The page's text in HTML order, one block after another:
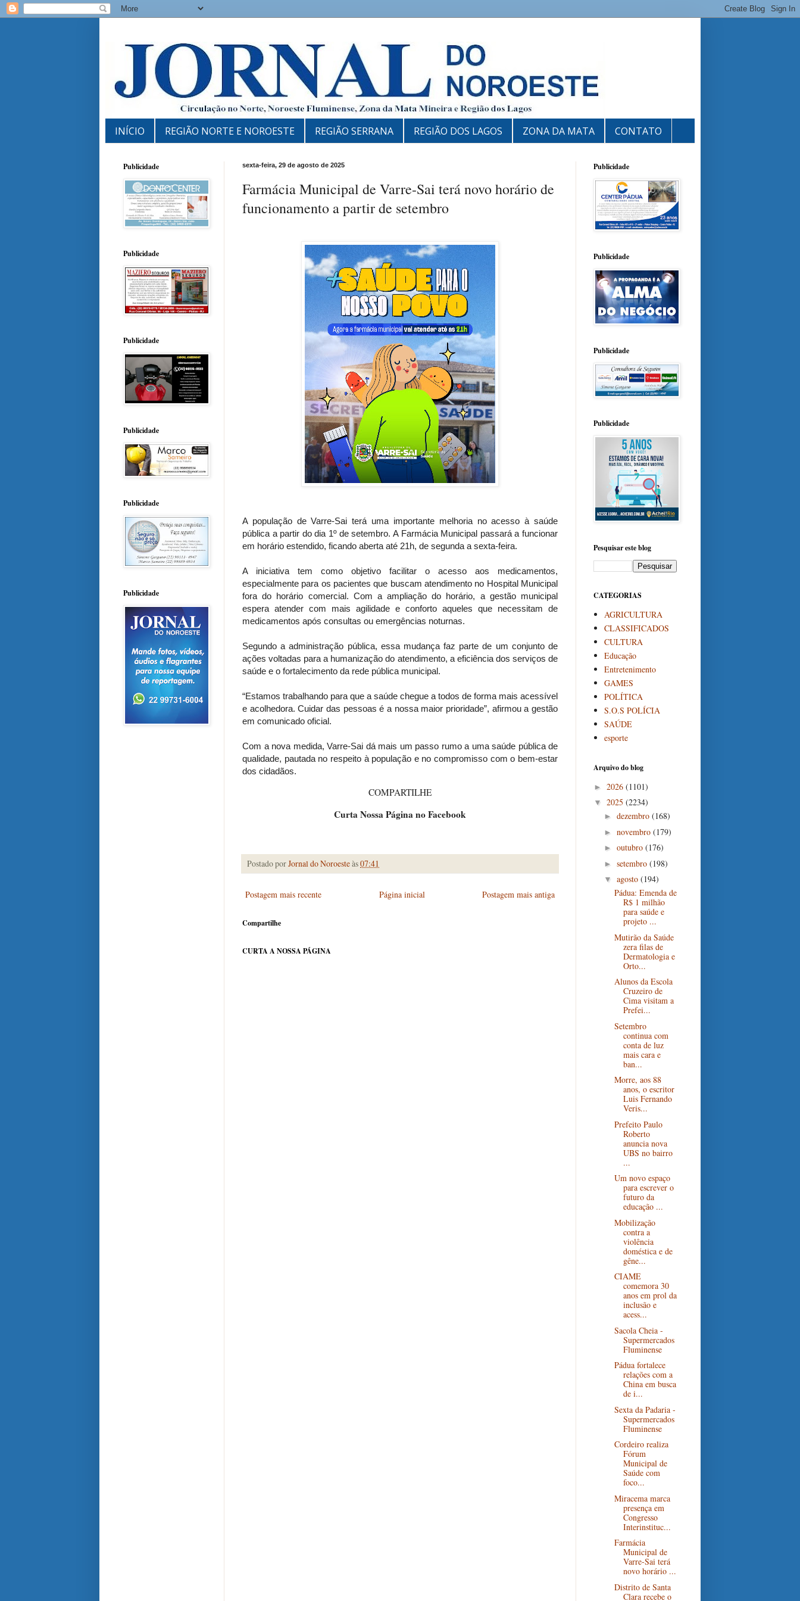
INÍCIO REGIÃO NORTE E NOROESTE REGIÃO SERRANA REGIÃO DOS LAGOS ZONA DA MATA CONTATO
sexta-feira, 29 de agosto de 2025
Farmácia Municipal de Varre-Sai terá novo horário de
funcionamento a partir de setembro
A população de Varre-Sai terá uma importante melhoria no acesso à saúde
pública a partir do dia 1º de setembro. A Farmácia Municipal passará a funcionar
em horário estendido, ficando aberta até 21h, de segunda a sexta-feira.
A iniciativa tem como objetivo facilitar o acesso aos medicamentos,
especialmente para os pacientes que buscam atendimento no Hospital Municipal
fora do horário comercial. Com a ampliação do horário, a gestão municipal
espera atender com mais agilidade e conforto aqueles que necessitam de
medicamentos após consultas ou emergências noturnas.
Segundo a administração pública, essa mudança faz parte de um conjunto de
ações voltadas para a humanização do atendimento, a eficiência dos serviços de
saúde e o fortalecimento da rede pública municipal.
“Estamos trabalhando para que a saúde chegue a todos de forma mais acessível
e acolhedora. Cuidar das pessoas é a nossa maior prioridade”, afirmou a gestão
em comunicado oficial.
Com a nova medida, Varre-Sai dá mais um passo rumo a uma saúde pública de
qualidade, pautada no respeito à população e no compromisso com o bem-estar
dos cidadãos.
COMPARTILHE
Curta Nossa Página no Facebook
Postado porJornal do Noroesteàs07:41
Postagem mais recente Postagem mais antiga
Página inicial
Compartilhe
CURTA A NOSSA PÁGINA
Publicidade
Publicidade
Publicidade
Publicidade
Publicidade
Publicidade
Publicidade
Publicidade
Publicidade
Publicidade
Pesquisar este blog
CATEGORIAS
AGRICULTURA
CLASSIFICADOS
CULTURA
Educação
Entretenimento
GAMES
POLÍTICA
S.O.S POLÍCIA
SAÚDE
esporte
Arquivo do blog
► 2026 (1101)
▼ 2025 (2234)
► dezembro (168)
► novembro (179)
► outubro (176)
► setembro (198)
▼ agosto (194)
Pádua: Emenda de
R$ 1 milhão
para saúde e
projeto ...
Mutirão da Saúde
zera filas de
Dermatologia e
Orto...
Alunos da Escola
Cruzeiro de
Cima visitam a
Prefei...
Setembro
continua com
conta de luz
mais cara e
ban...
Morre, aos 88
anos, o escritor
Luis Fernando
Veris...
Prefeito Paulo
Roberto
anuncia nova
UBS no bairro
...
Um novo espaço
para escrever o
futuro da
educação ...
Mobilização
contra a
violência
doméstica e de
gêne...
CIAME
comemora 30
anos em prol da
inclusão e
acess...
Sacola Cheia -
Supermercados
Fluminense
Pádua fortalece
relações com a
China em busca
de i...
Sexta da Padaria -
Supermercados
Fluminense
Cordeiro realiza
Fórum
Municipal de
Saúde com
foco...
Miracema marca
presença em
Congresso
Interinstituc...
Farmácia
Municipal de
Varre-Sai terá
novo horário ...
Distrito de Santa
Clara recebe o